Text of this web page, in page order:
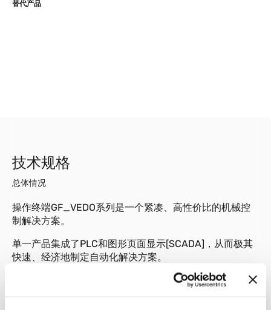
替代产品
技术规格
总体情况
操作终端GF_VEDO系列是一个紧凑、高性价比的机械控
制解决方案。
单一产品集成了PLC和图形页面显示[SCADA]，从而极其
快速、经济地制定自动化解决方案。
面板尺寸范围在10.4英寸到15英寸之间，配备触摸屏和水